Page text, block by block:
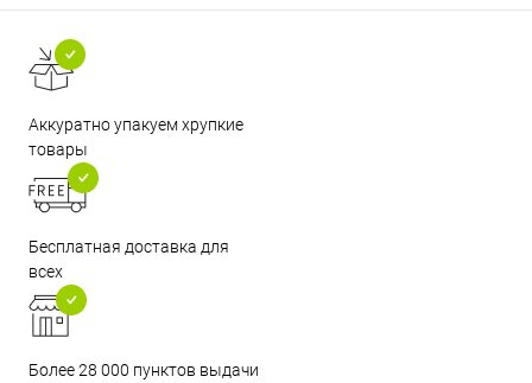
Аккуратно упакуем хрупкие
товары
Бесплатная доставка для
всех
Более 28 000 пунктов выдачи